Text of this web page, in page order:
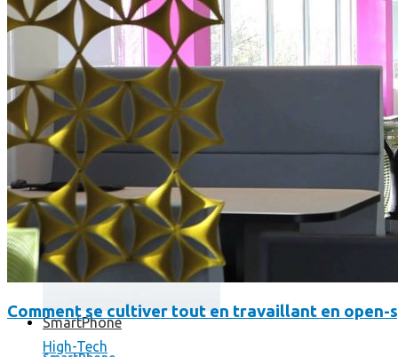
Où en sont les forfaits mobiles pour les pros ?
SmartPhone
Comment se cultiver tout en travaillant en open-
High-Tech